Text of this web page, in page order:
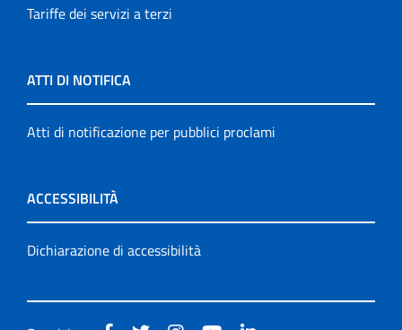
Tariffe dei servizi a terzi
ATTI DI NOTIFICA
Atti di notificazione per pubblici proclami
ACCESSIBILITÀ
Dichiarazione di accessibilità